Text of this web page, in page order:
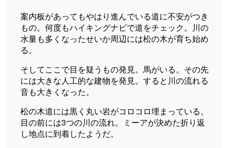
案内板があってもやはり進んでいる道に不安がつき
もの。何度もハイキングナビで道をチェック。川の
水量も多くなったせいか周辺には松の木が育ち始め
る。
そしてここで目を疑うもの発見。馬がいる。その先
には大きな人工的な建物を発見。すると川の流れる
音も大きくなった。
松の木道には黒く丸い岩がコロコロ埋まっている。
目の前には3つの川の流れ。ミーアが決めた折り返
し地点に到着したようだ。